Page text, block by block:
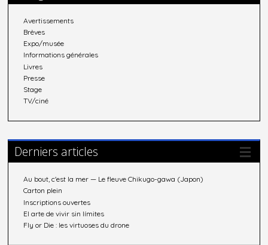
Avertissements
Brèves
Expo/musée
Informations générales
Livres
Presse
Stage
TV/ciné
Derniers articles
Au bout, c'est la mer — Le fleuve Chikugo-gawa (Japon)
Carton plein
Inscriptions ouvertes
El arte de vivir sin límites
Fly or Die : les virtuoses du drone